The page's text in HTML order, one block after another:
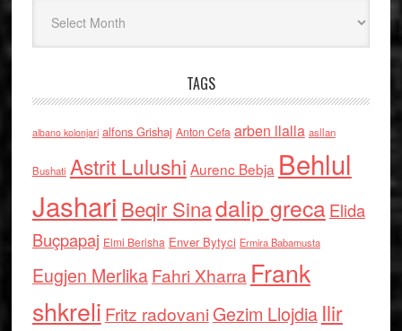
TAGS
albano kolonjari alfons Grishaj Anton Cefa arben llalla asllan
Bushati Astrit Lulushi Aurenc Bebja Behlul
Jashari Beqir Sinadalip grecaElida
Buçpapaj Elmi Berisha Enver Bytyci Ermira Babamusta
Eugjen MerlikaFahri Xharra Frank
shkreli Fritz radovaniGezim Llojdia Ilir